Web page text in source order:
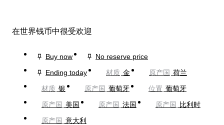
在世界钱币中很受欢迎
Buy now
No reserve price
Ending today
材质 金 原产国 荷兰
材质 银 原产国 葡萄牙 位置 葡萄牙
原产国 美国 原产国 法国 原产国
比利时
原产国 意大利